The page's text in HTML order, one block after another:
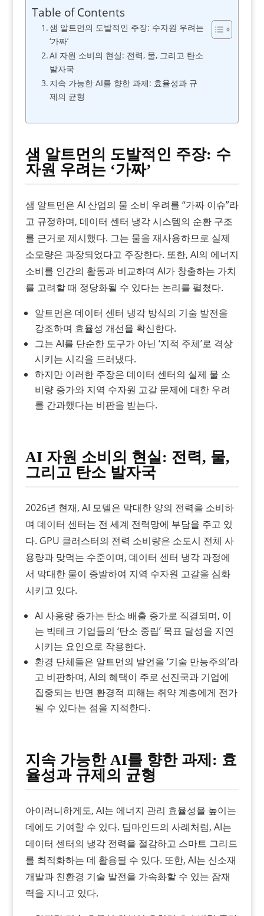
Table of Contents
샘 알트먼의 도발적인 주장: 수자원 우려는
‘가짜’
AI 자원 소비의 현실: 전력, 물, 그리고 탄소
발자국
지속 가능한 AI를 향한 과제: 효율성과 규
제의 균형
샘 알트먼의 도발적인 주장: 수
자원 우려는 ‘가짜’
샘 알트먼은 AI 산업의 물 소비 우려를 “가짜 이슈”라
고 규정하며, 데이터 센터 냉각 시스템의 순환 구조
를 근거로 제시했다. 그는 물을 재사용하므로 실제
소모량은 과장되었다고 주장한다. 또한, AI의 에너지
소비를 인간의 활동과 비교하며 AI가 창출하는 가치
를 고려할 때 정당화될 수 있다는 논리를 펼쳤다.
알트먼은 데이터 센터 냉각 방식의 기술 발전을
강조하며 효율성 개선을 확신한다.
그는 AI를 단순한 도구가 아닌 ‘지적 주체’로 격상
시키는 시각을 드러냈다.
하지만 이러한 주장은 데이터 센터의 실제 물 소
비량 증가와 지역 수자원 고갈 문제에 대한 우려
를 간과했다는 비판을 받는다.
AI 자원 소비의 현실: 전력, 물,
그리고 탄소 발자국
2026년 현재, AI 모델은 막대한 양의 전력을 소비하
며 데이터 센터는 전 세계 전력망에 부담을 주고 있
다. GPU 클러스터의 전력 소비량은 소도시 전체 사
용량과 맞먹는 수준이며, 데이터 센터 냉각 과정에
서 막대한 물이 증발하여 지역 수자원 고갈을 심화
시키고 있다.
AI 사용량 증가는 탄소 배출 증가로 직결되며, 이
는 빅테크 기업들의 ‘탄소 중립’ 목표 달성을 지연
시키는 요인으로 작용한다.
환경 단체들은 알트먼의 발언을 ‘기술 만능주의’라
고 비판하며, AI의 혜택이 주로 선진국과 기업에
집중되는 반면 환경적 피해는 취약 계층에게 전가
될 수 있다는 점을 지적한다.
지속 가능한 AI를 향한 과제: 효
율성과 규제의 균형
아이러니하게도, AI는 에너지 관리 효율성을 높이는
데에도 기여할 수 있다. 딥마인드의 사례처럼, AI는
데이터 센터의 냉각 전력을 절감하고 스마트 그리드
를 최적화하는 데 활용될 수 있다. 또한, AI는 신소재
개발과 친환경 기술 발전을 가속화할 수 있는 잠재
력을 지니고 있다.